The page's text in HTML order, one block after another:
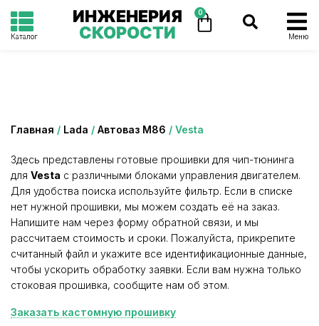
Каталог
ИНЖЕНЕРИЯ
СКОРОСТИ
0
Меню
Главная / Lada / Автоваз М86 / Vesta
Здесь представлены готовые прошивки для чип-тюнинга
для Vesta с различными блоками управления двигателем.
Для удобства поиска используйте фильтр. Если в списке
нет нужной прошивки, мы можем создать её на заказ.
Напишите нам через форму обратной связи, и мы
рассчитаем стоимость и сроки. Пожалуйста, прикрепите
считанный файл и укажите все идентификационные данные,
чтобы ускорить обработку заявки. Если вам нужна только
стоковая прошивка, сообщите нам об этом.
Заказать кастомную прошивку